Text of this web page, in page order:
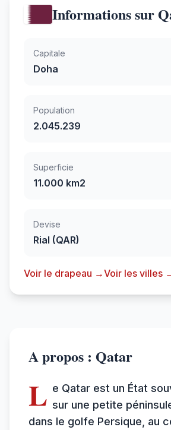
Informations sur
Capitale
Doha
Population
2.045.239
Superficie
11.000 km2
Devise
Rial (QAR)
Voir le drapeau →Voir les villes
A propos : Qatar
L e Qatar est un État
sur une petite
dans le golfe Persique, au